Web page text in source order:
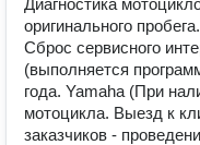
Диагностика
оригинального
Cброс сервисного
(выполняется
года. Yamaha (При
мотоцикла. Выезд к
заказчиков -